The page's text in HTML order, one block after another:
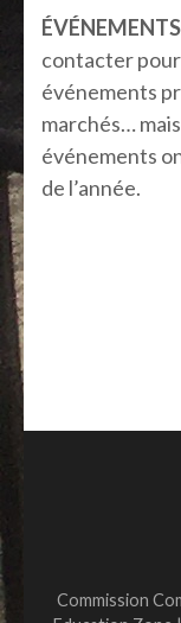
contacter
événements
marchés…
événements
de l’année.
Commission